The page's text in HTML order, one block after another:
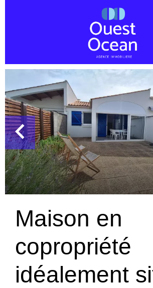
Maison en
copropriété
idéalement